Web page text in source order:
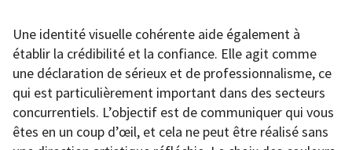
Une identité visuelle cohérente aide également à
établir la crédibilité et la confiance. Elle agit comme
une déclaration de sérieux et de professionnalisme, ce
qui est particulièrement important dans des secteurs
concurrentiels. L’objectif est de communiquer qui vous
êtes en un coup d’œil, et cela ne peut être réalisé sans